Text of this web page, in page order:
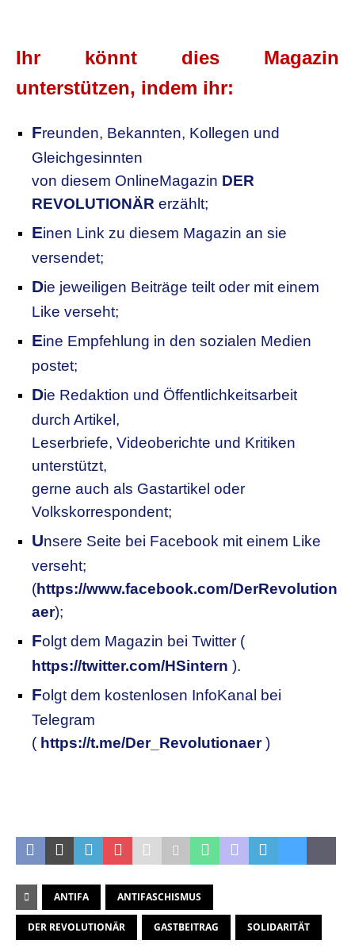
Ihr könnt dies Magazin
unterstützen, indem ihr:
Freunden, Bekannten, Kollegen und
Gleichgesinnten
von diesem OnlineMagazin DER
REVOLUTIONÄR erzählt;
Einen Link zu diesem Magazin an sie
versendet;
Die jeweiligen Beiträge teilt oder mit einem
Like verseht;
Eine Empfehlung in den sozialen Medien
postet;
Die Redaktion und Öffentlichkeitsarbeit
durch Artikel,
Leserbriefe, Videoberichte und Kritiken
unterstützt,
gerne auch als Gastartikel oder
Volkskorrespondent;
Unsere Seite bei Facebook mit einem Like
verseht;
(https://www.facebook.com/DerRevolution
aer);
Folgt dem Magazin bei Twitter (
https://twitter.com/HSintern ).
Folgt dem kostenlosen InfoKanal bei
Telegram
( https://t.me/Der_Revolutionaer)
ANTIFA ANTIFASCHISMUS
DER REVOLUTIONÄR GASTBEITRAG SOLIDARITÄT